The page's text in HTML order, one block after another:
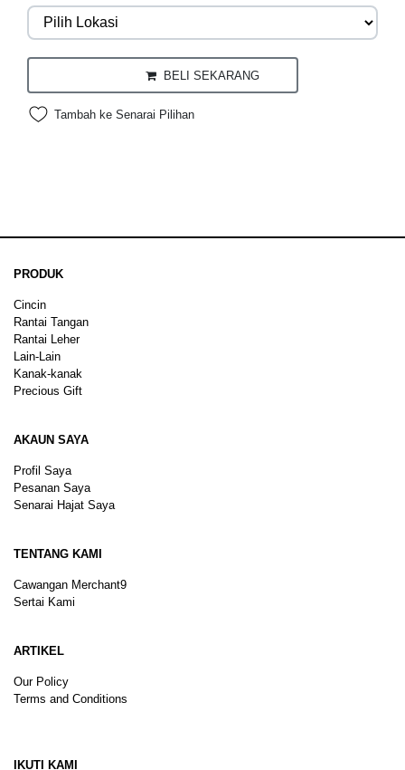
BELI SEKARANG
Tambah ke Senarai Pilihan
PRODUK
Cincin
Rantai Tangan
Rantai Leher
Lain-Lain
Kanak-kanak
Precious Gift
AKAUN SAYA
Profil Saya
Pesanan Saya
Senarai Hajat Saya
TENTANG KAMI
Cawangan Merchant9
Sertai Kami
ARTIKEL
Our Policy
Terms and Conditions
IKUTI KAMI